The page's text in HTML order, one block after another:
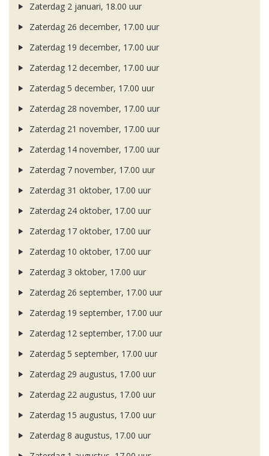
Zaterdag 2 januari, 18.00 uur
Zaterdag 26 december, 17.00 uur
Zaterdag 19 december, 17.00 uur
Zaterdag 12 december, 17.00 uur
Zaterdag 5 december, 17.00 uur
Zaterdag 28 november, 17.00 uur
Zaterdag 21 november, 17.00 uur
Zaterdag 14 november, 17.00 uur
Zaterdag 7 november, 17.00 uur
Zaterdag 31 oktober, 17.00 uur
Zaterdag 24 oktober, 17.00 uur
Zaterdag 17 oktober, 17.00 uur
Zaterdag 10 oktober, 17.00 uur
Zaterdag 3 oktober, 17.00 uur
Zaterdag 26 september, 17.00 uur
Zaterdag 19 september, 17.00 uur
Zaterdag 12 september, 17.00 uur
Zaterdag 5 september, 17.00 uur
Zaterdag 29 augustus, 17.00 uur
Zaterdag 22 augustus, 17.00 uur
Zaterdag 15 augustus, 17.00 uur
Zaterdag 8 augustus, 17.00 uur